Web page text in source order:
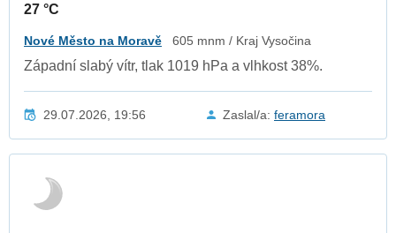
27 °C
Nové Město na Moravě 605 mnm / Kraj Vysočina
Západní slabý vítr, tlak 1019 hPa a vlhkost 38%.
29.07.2026, 19:56 Zaslal/a: feramora